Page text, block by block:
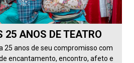
25 ANOS DE TEATRO
25 anos de seu compromisso com
encantamento, encontro, afeto e